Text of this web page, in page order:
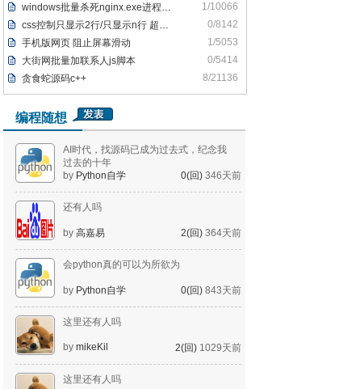
1/10066
windows批量杀死nginx.exe进程，批量关闭nginx.exe进程
0/8142
css控制只显示2行/只显示n行 超出部分不显示
1/5053
手机版网页 阻止屏幕滑动
0/5414
大街网批量加联系人js脚本
8/21136
贪食蛇源码c++
编程随想
AI时代，找源码已成为过去式，纪念我
过去的十年
by Python自学 0(回) 346天前
还有人吗
by 高嘉易 2(回) 364天前
会python真的可以为所欲为
by Python自学 0(回) 843天前
这里还有人吗
by mikeKil 2(回) 1029天前
这里还有人吗